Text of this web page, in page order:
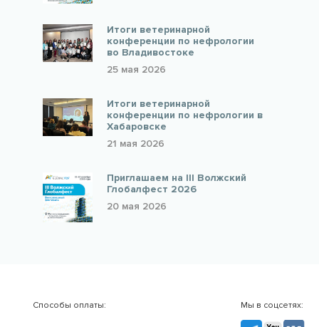
Итоги ветеринарной
конференции по нефрологии
во Владивостоке
25 мая 2026
Итоги ветеринарной
конференции по нефрологии в
Хабаровске
21 мая 2026
Приглашаем на III Волжский
Глобалфест 2026
20 мая 2026
Способы оплаты: Мы в соцсетях: